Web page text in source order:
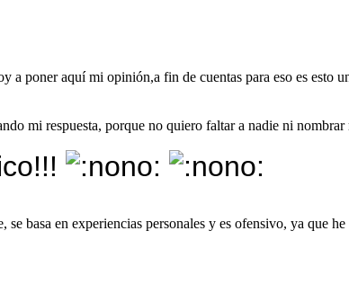
a poner aquí mi opinión,a fin de cuentas para eso es esto
mi respuesta, porque no quiero faltar a nadie ni
basa en experiencias personales y es ofensivo, ya que